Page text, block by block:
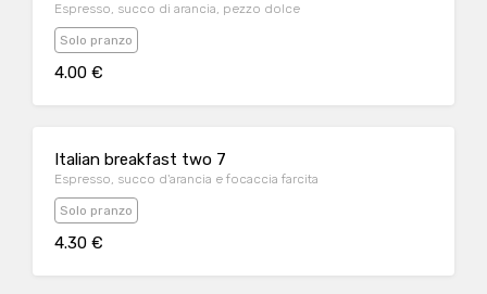
Espresso, succo di arancia, pezzo dolce
Solo pranzo
4.00 €
Italian breakfast two 7
Espresso, succo d'arancia e focaccia farcita
Solo pranzo
4.30 €